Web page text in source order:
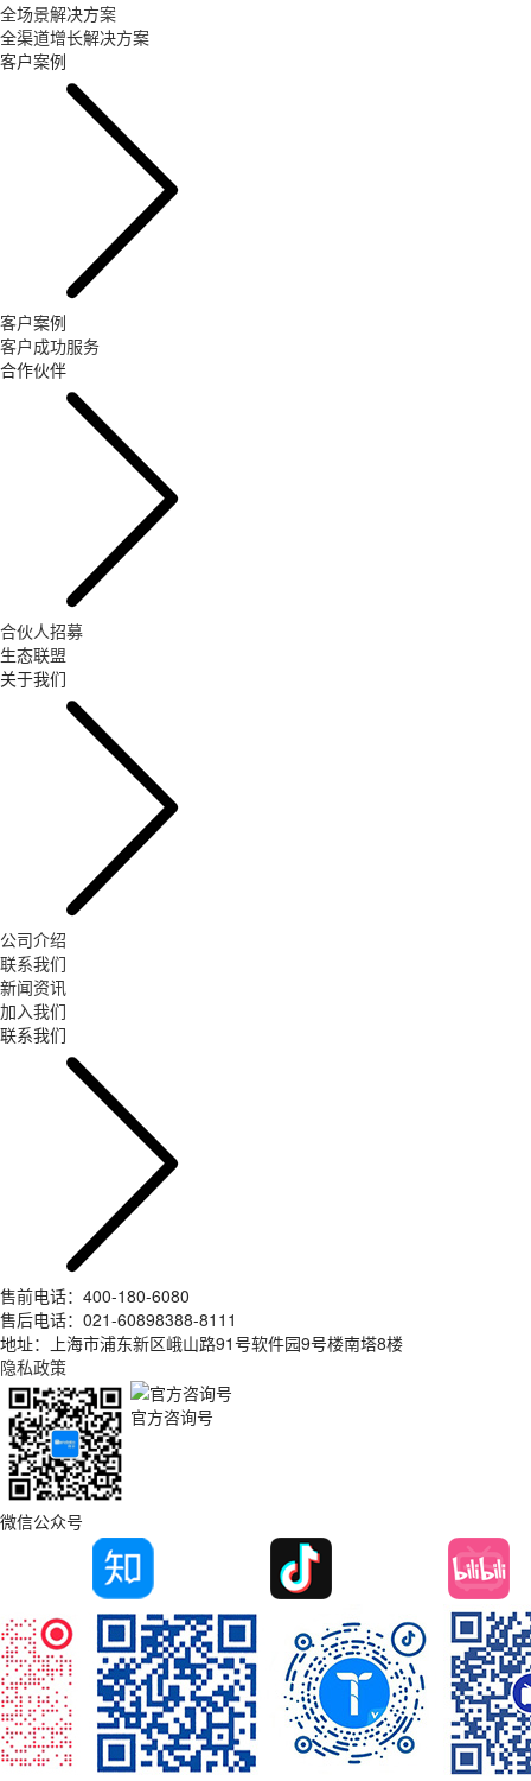
全场景解决方案
全渠道增长解决方案
客户案例
客户案例
客户成功服务
合作伙伴
合伙人招募
生态联盟
关于我们
公司介绍
联系我们
新闻资讯
加入我们
联系我们
售前电话：400-180-6080
售后电话：021-60898388-8111
地址：上海市浦东新区峨山路91号软件园9号楼南塔8楼
隐私政策
微信公众号
官方咨询号